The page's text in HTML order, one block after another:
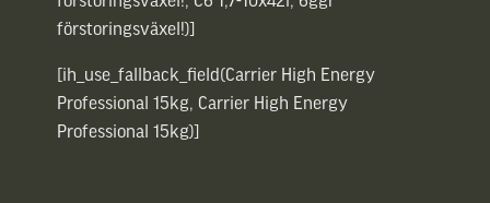
förstoringsväxel!)]
[ih_use_fallback_field(Carrier High Energy
Professional 15kg, Carrier High Energy
Professional 15kg)]